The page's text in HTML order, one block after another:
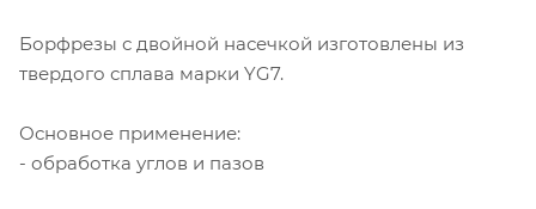
Борфрезы с двойной насечкой изготовлены из
твердого сплава марки YG7.
Основное применение:
- обработка углов и пазов